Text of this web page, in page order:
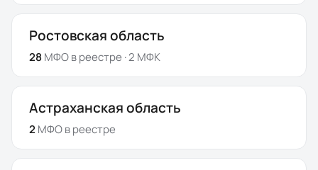
Ростовская область
28 МФОв реестре · 2 МФК
Астраханская область
2 МФОв реестре